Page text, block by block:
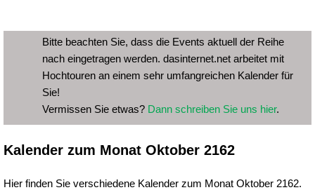
Bitte beachten Sie, dass die Events aktuell der Reihe
nach eingetragen werden. dasinternet.net arbeitet mit
Hochtouren an einem sehr umfangreichen Kalender für
Sie!
Vermissen Sie etwas? Dann schreiben Sie uns hier.
Kalender zum Monat Oktober 2162
Hier finden Sie verschiedene Kalender zum Monat Oktober 2162.